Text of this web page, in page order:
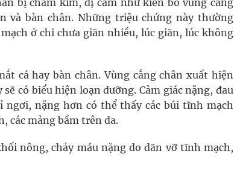
bị châm kim, dị cảm như kiến bò vùng cẳng
và bàn chân. Những triệu chứng này thường
ở chi chưa giãn nhiều, lúc giãn, lúc không
cá hay bàn chân. Vùng cẳng chân xuất hiện
có biểu hiện loạn dưỡng. Cảm giác nặng, đau
nặng hơn có thể thấy các búi tĩnh mạch
các mảng bầm trên da.
nông, chảy máu nặng do dãn vỡ tĩnh mạch,